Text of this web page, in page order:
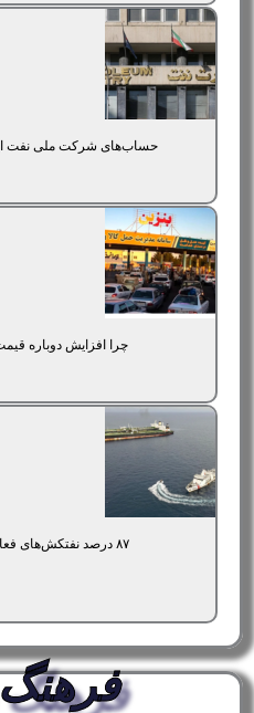
حساب‌های شرکت ملی نفت
چرا افزایش دوباره
۸۷ درصد نفتکش‌های